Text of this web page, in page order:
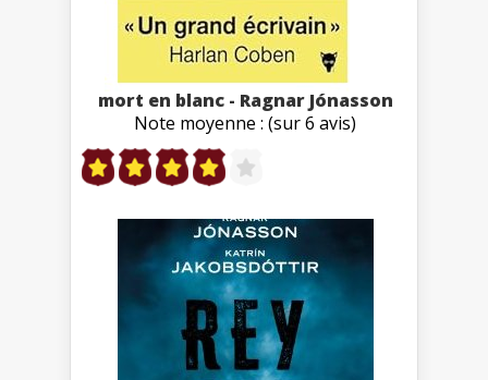
mort en blanc - Ragnar Jónasson
Note moyenne : (sur 6 avis)